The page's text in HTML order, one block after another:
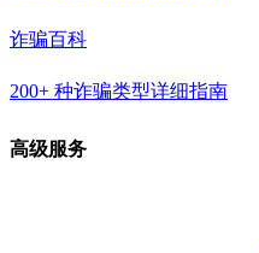
诈骗百科
200+ 种诈骗类型详细指南
高级服务